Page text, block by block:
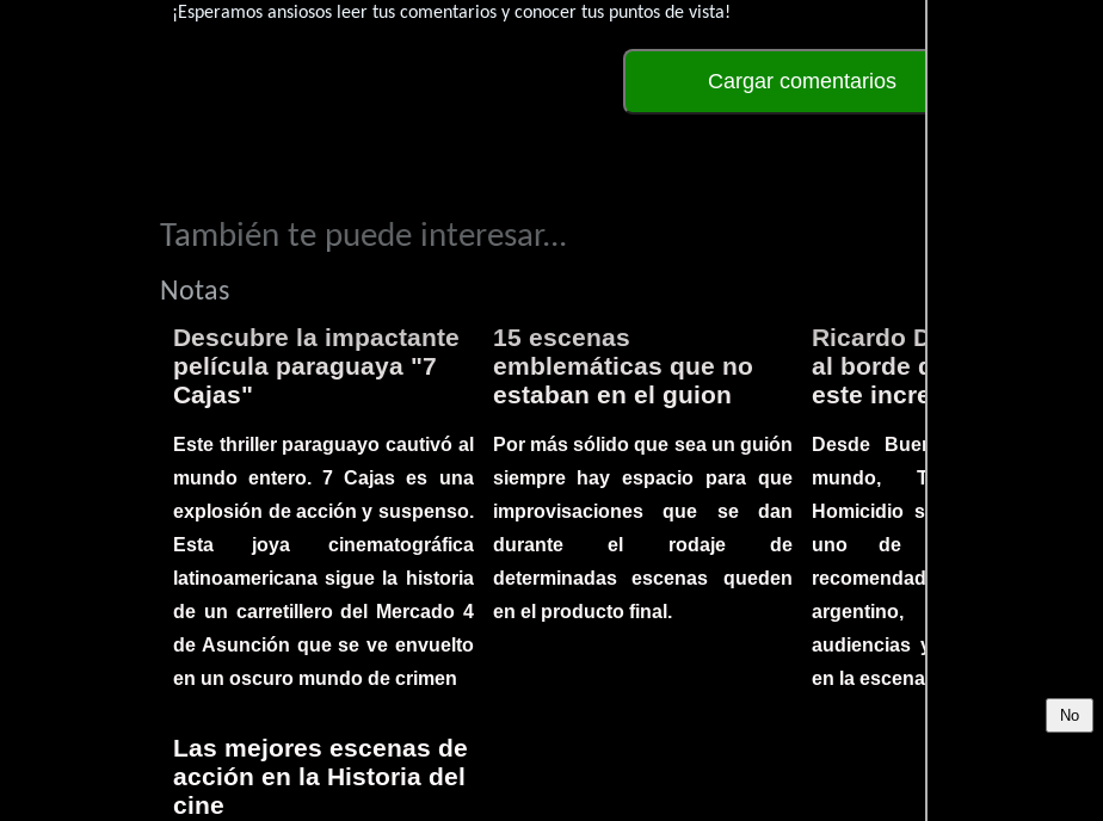
No
¡Esperamos ansiosos leer tus comentarios y conocer tus puntos de vista!
Cargar comentarios
También te puede interesar...
Notas
Descubre la impactante
película paraguaya "7
Cajas"
Este thriller paraguayo cautivó al
mundo entero. 7 Cajas es una
explosión de acción y suspenso.
Esta joya cinematográfica
latinoamericana sigue la historia
de un carretillero del Mercado 4
de Asunción que se ve envuelto
en un oscuro mundo de crimen
15 escenas
emblemáticas que no
estaban en el guion
Por más sólido que sea un guión
siempre hay espacio para que
improvisaciones que se dan
durante el rodaje de
determinadas escenas queden
en el producto final.
Ricardo Darín te llevará
al borde del asiento en
este increíble thriller
Desde Buenos Aires hasta el
mundo, Tesis sobre un
Homicidio se ha convertido en
uno de los filmes más
recomendados del cine
argentino, cautivando
audiencias y dejando su huella
en la escena internacional.
Las mejores escenas de
acción en la Historia del
cine